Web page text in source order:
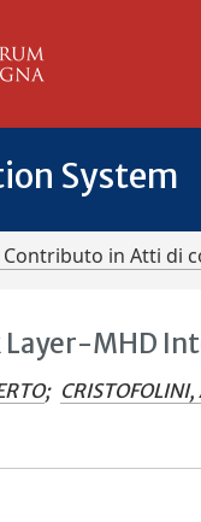
System
Contributo in Atti di
MHD
;